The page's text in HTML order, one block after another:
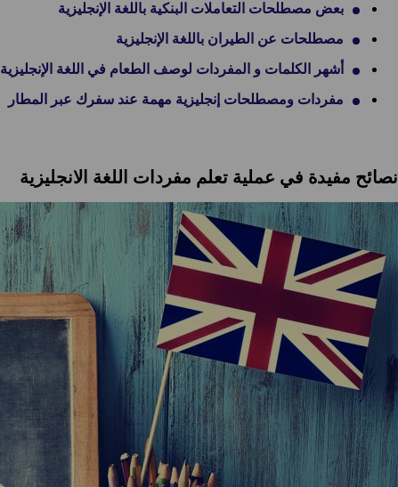
بعض مصطلحات التعاملات البنكية باللغة الإنجليزية
مصطلحات عن الطيران باللغة الإنجليزية
أشهر الكلمات و المفردات لوصف الطعام في اللغة الإنجليزية
مفردات ومصطلحات إنجليزية مهمة عند سفرك عبر المطار
نصائح مفيدة في عملية تعلم مفردات اللغة الانجليزية